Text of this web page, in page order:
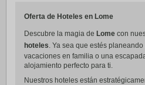
Oferta de Hoteles en Lome
Descubre la magia de Lome con
hoteles. Ya sea que estés
vacaciones en familia o una
alojamiento perfecto para ti.
Nuestros hoteles están